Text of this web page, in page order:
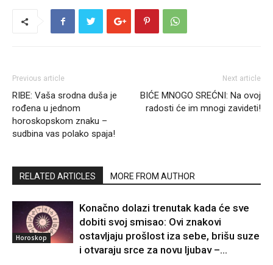
Previous article
RIBE: Vaša srodna duša je
rođena u jednom
horoskopskom znaku –
sudbina vas polako spaja!
Next article
BIĆE MNOGO SREĆNI: Na ovoj
radosti će im mnogi zavideti!
RELATED ARTICLES MORE FROM AUTHOR
Horoskop
Konačno dolazi trenutak kada će sve
dobiti svoj smisao: Ovi znakovi
ostavljaju prošlost iza sebe, brišu suze
i otvaraju srce za novu ljubav –...